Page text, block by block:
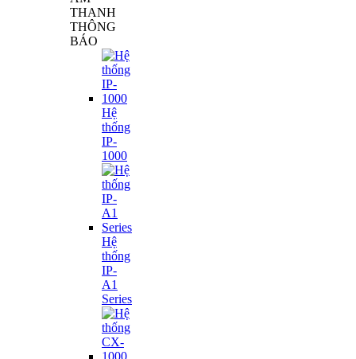
THANH
THÔNG
BÁO
Hệ
thống
IP-
1000
Hệ
thống
IP-
A1
Series